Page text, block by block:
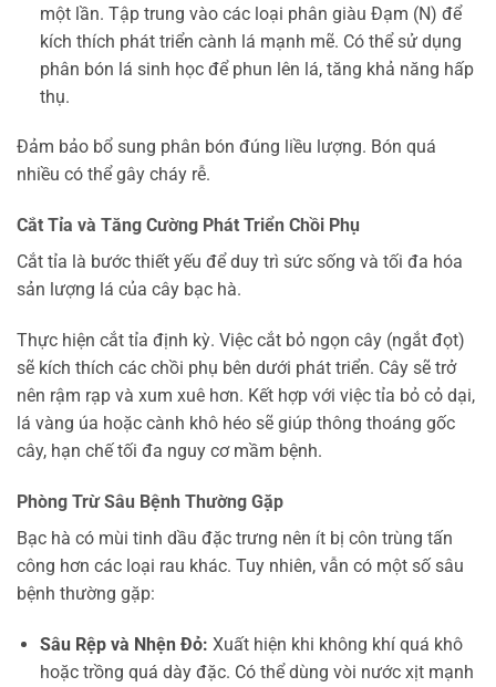
một lần. Tập trung vào các loại phân giàu Đạm (N) để
kích thích phát triển cành lá mạnh mẽ. Có thể sử dụng
phân bón lá sinh học để phun lên lá, tăng khả năng hấp
thụ.
Đảm bảo bổ sung phân bón đúng liều lượng. Bón quá
nhiều có thể gây cháy rễ.
Cắt Tỉa và Tăng Cường Phát Triển Chồi Phụ
Cắt tỉa là bước thiết yếu để duy trì sức sống và tối đa hóa
sản lượng lá của cây bạc hà.
Thực hiện cắt tỉa định kỳ. Việc cắt bỏ ngọn cây (ngắt đọt)
sẽ kích thích các chồi phụ bên dưới phát triển. Cây sẽ trở
nên rậm rạp và xum xuê hơn. Kết hợp với việc tỉa bỏ cỏ dại,
lá vàng úa hoặc cành khô héo sẽ giúp thông thoáng gốc
cây, hạn chế tối đa nguy cơ mầm bệnh.
Phòng Trừ Sâu Bệnh Thường Gặp
Bạc hà có mùi tinh dầu đặc trưng nên ít bị côn trùng tấn
công hơn các loại rau khác. Tuy nhiên, vẫn có một số sâu
bệnh thường gặp:
Sâu Rệp và Nhện Đỏ: Xuất hiện khi không khí quá khô
hoặc trồng quá dày đặc. Có thể dùng vòi nước xịt mạnh